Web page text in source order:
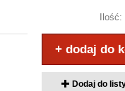
Ilość:
+ dodaj do
Dodaj do